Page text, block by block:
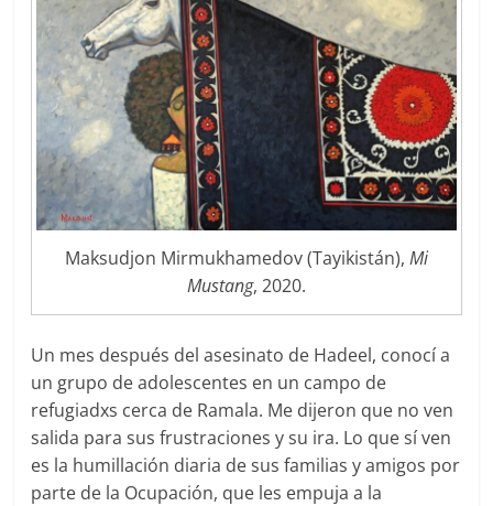
Maksudjon Mirmukhamedov (Tayikistán), Mi
Mustang, 2020.
Un mes después del asesinato de Hadeel, conocí a
un grupo de adolescentes en un campo de
refugiadxs cerca de Ramala. Me dijeron que no ven
salida para sus frustraciones y su ira. Lo que sí ven
es la humillación diaria de sus familias y amigos por
parte de la Ocupación, que les empuja a la